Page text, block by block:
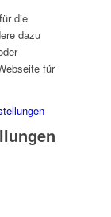
die
dazu
für